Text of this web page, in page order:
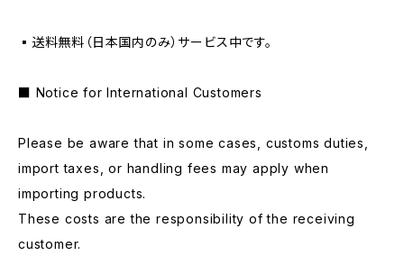
▪️送料無料（日本国内のみ）サービス中です。
■ Notice for International Customers
Please be aware that in some cases, customs duties,
import taxes, or handling fees may apply when
importing products.
These costs are the responsibility of the receiving
customer.